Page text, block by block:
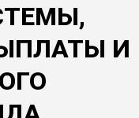
И